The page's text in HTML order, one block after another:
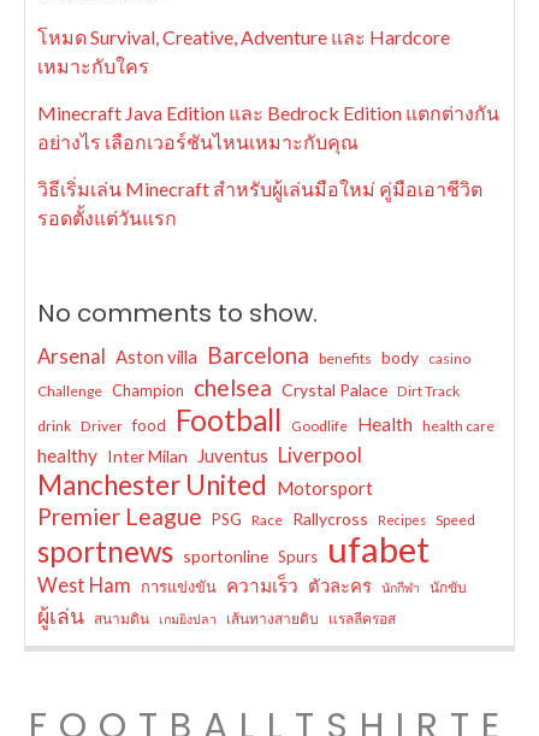
โหมด Survival, Creative, Adventure และ Hardcore
เหมาะกับใคร
Minecraft Java Edition และ Bedrock Edition แตกต่างกัน
อย่างไร เลือกเวอร์ชันไหนเหมาะกับคุณ
วิธีเริ่มเล่น Minecraft สำหรับผู้เล่นมือใหม่ คู่มือเอาชีวิต
รอดตั้งแต่วันแรก
No comments to show.
Arsenal Aston villa Barcelona benefits body casino
Challenge Champion chelsea Crystal Palace Dirt Track
drink Driver food Football Goodlife Health health care
healthy Inter Milan Juventus Liverpool
Manchester United Motorsport
Premier League PSG Race Rallycross Recipes Speed
sportnews sportonline Spurs ufabet
West Ham การแข่งขัน ความเร็ว ตัวละคร นักกีฬา นักขับ
ผู้เล่น สนามดิน เกมยิงปลา เส้นทางสายดิบ แรลลีครอส